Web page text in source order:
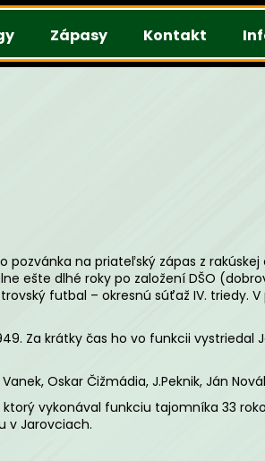
Zápasy Kontakt
na priateľský zápas z
ešte dlhé roky po založení DŠO
futbal – okresnú súťaž IV.
Za krátky čas ho vo funkcii
Oskar Čižmádia, J.Peknik, Ján
vykonával funkciu tajomníka 33
v Jarovciach.
BUNDA TEAM COACH